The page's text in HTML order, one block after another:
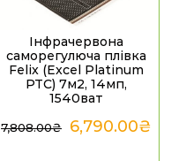
Інфрачервона
саморегулюча плівка
Felix (Excel Platinum
PTC) 7м2, 14мп,
1540ват
7,808.00₴ 6,790.00₴